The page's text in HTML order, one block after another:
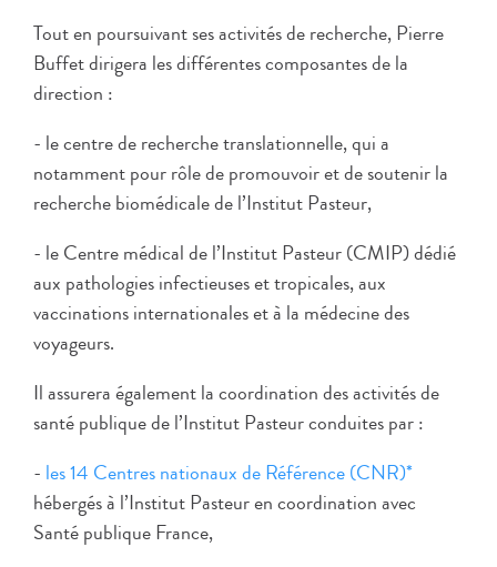
Tout en poursuivant ses activités de recherche, Pierre
Buffet dirigera les différentes composantes de la
direction :
- le centre de recherche translationnelle, qui a
notamment pour rôle de promouvoir et de soutenir la
recherche biomédicale de l’Institut Pasteur,
- le Centre médical de l’Institut Pasteur (CMIP) dédié
aux pathologies infectieuses et tropicales, aux
vaccinations internationales et à la médecine des
voyageurs.
Il assurera également la coordination des activités de
santé publique de l’Institut Pasteur conduites par :
- les 14 Centres nationaux de Référence (CNR)*
hébergés à l’Institut Pasteur en coordination avec
Santé publique France,